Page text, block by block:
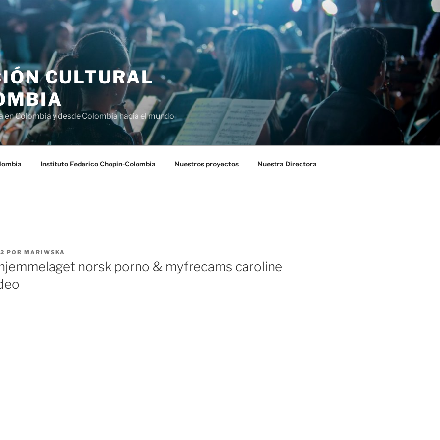
CULTURAL
Colombia y desde Colombia hacia el mundo
Instituto Federico Chopin-Colombia Nuestros proyectos Nuestra Directora
POR MARIWSKA
norsk porno & myfrecams caroline